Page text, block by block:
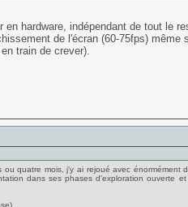
hardware, indépendant de tout le
de l'écran (60-75fps) même
train de crever).
quatre mois, j'y ai rejoué avec énormément
dans ses phases d'exploration ouverte